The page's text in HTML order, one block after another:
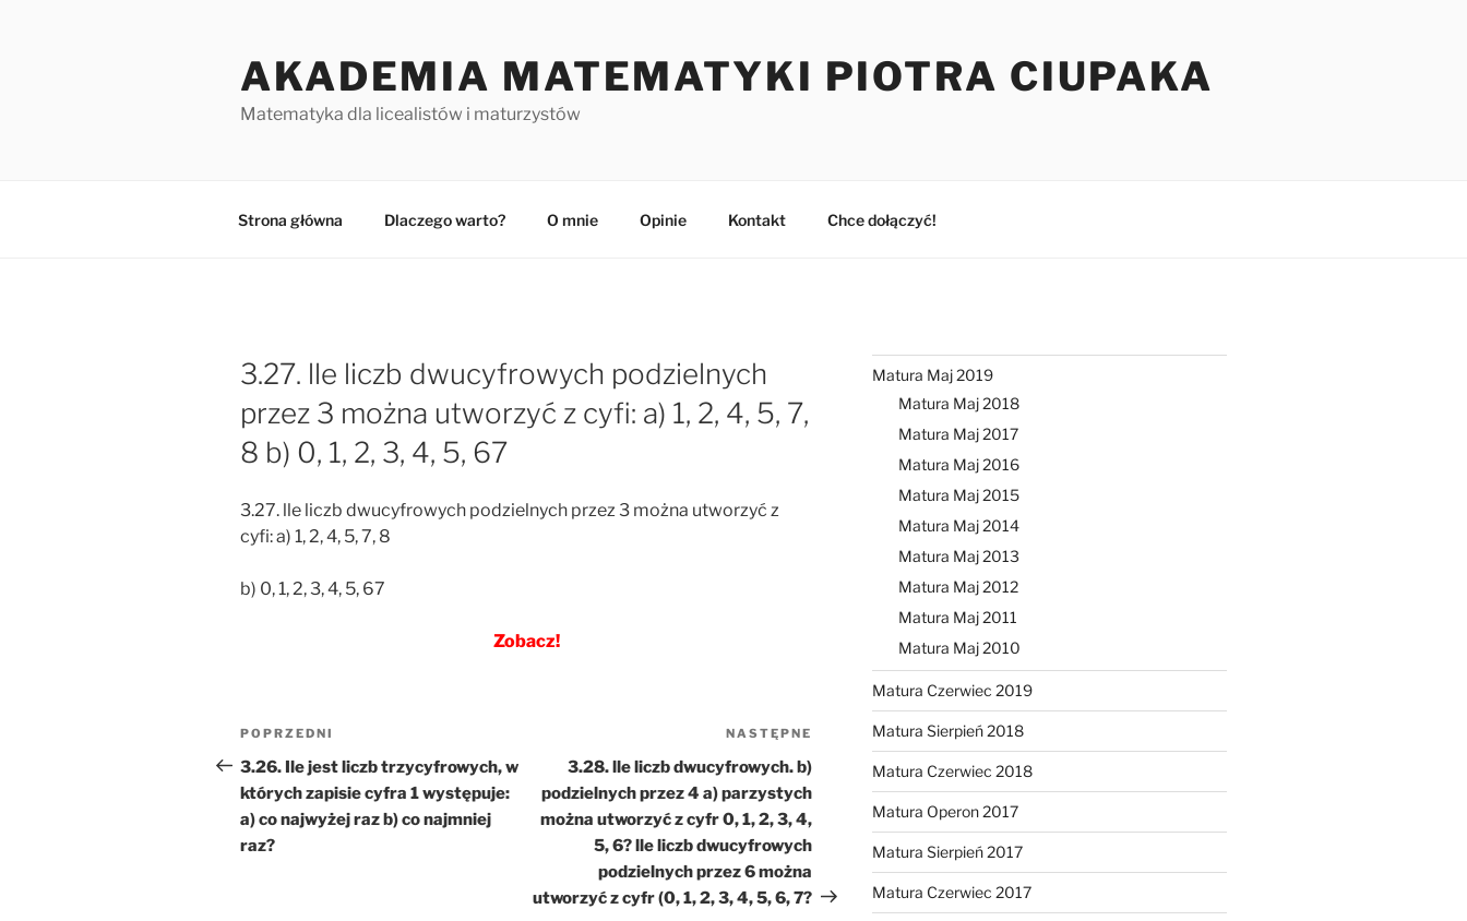
AKADEMIA MATEMATYKI PIOTRA CIUPAKA
Matematyka dla licealistów i maturzystów
Strona główna Dlaczego warto? O mnie Opinie Kontakt Chce dołączyć!
3.27. lle liczb dwucyfrowych podzielnych
przez 3 można utworzyć z cyfi: a) 1, 2, 4, 5, 7,
8 b) 0, 1, 2, 3, 4, 5, 67
3.27. lle liczb dwucyfrowych podzielnych przez 3 można utworzyć z
cyfi: a) 1, 2, 4, 5, 7, 8
b) 0, 1, 2, 3, 4, 5, 67
Zobacz!
Nawigacja
wpisu
Poprzedni
wpis
POPRZEDNI
3.26. Ile jest liczb trzycyfrowych, w
których zapisie cyfra 1 występuje:
a) co najwyżej raz b) co najmniej
raz?
Następny
wpis
NASTĘPNE
3.28. lle liczb dwucyfrowych. b)
podzielnych przez 4 a) parzystych
można utworzyć z cyfr 0, 1, 2, 3, 4,
5, 6? lle liczb dwucyfrowych
podzielnych przez 6 można
utworzyć z cyfr (0, 1, 2, 3, 4, 5, 6, 7?
Matura Maj 2019
Matura Maj 2018
Matura Maj 2017
Matura Maj 2016
Matura Maj 2015
Matura Maj 2014
Matura Maj 2013
Matura Maj 2012
Matura Maj 2011
Matura Maj 2010
Matura Czerwiec 2019
Matura Sierpień 2018
Matura Czerwiec 2018
Matura Operon 2017
Matura Sierpień 2017
Matura Czerwiec 2017